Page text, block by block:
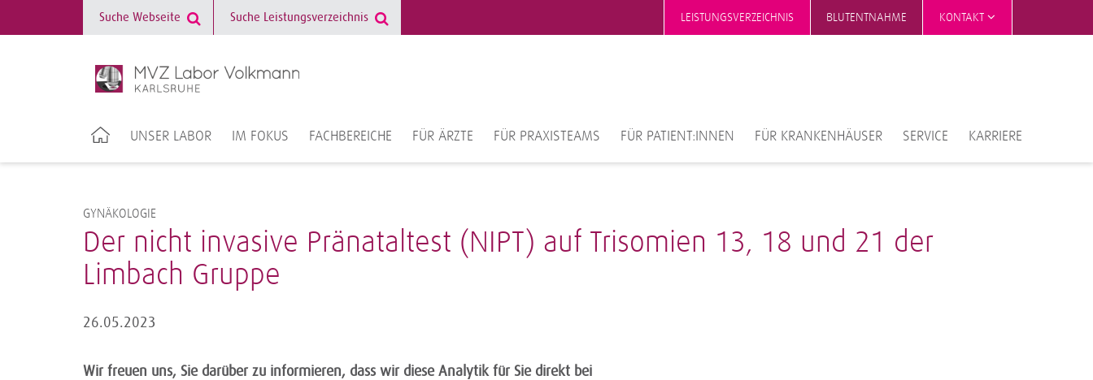
LEISTUNGSVERZEICHNIS BLUTENTNAHME KONTAKT
UNSER LABOR IM FOKUS FACHBEREICHE FÜR ÄRZTE FÜR PRAXISTEAMS FÜR PATIENT:INNEN FÜR KRANKENHÄUSER SERVICE KARRIERE
GYNÄKOLOGIE
Der nicht invasive Pränataltest (NIPT) auf Trisomien 13, 18 und 21 der
Limbach Gruppe
26.05.2023
Wir freuen uns, Sie darüber zu informieren, dass wir diese Analytik für Sie direkt bei